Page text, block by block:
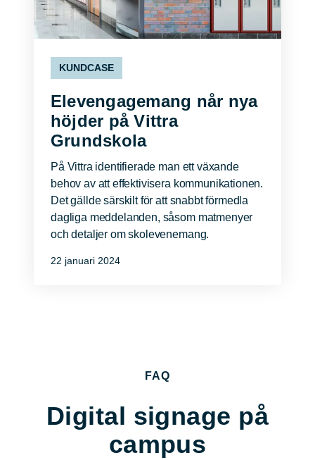
KUNDCASE
Elevengagemang når nya
höjder på Vittra
Grundskola
På Vittra identifierade man ett växande
behov av att effektivisera kommunikationen.
Det gällde särskilt för att snabbt förmedla
dagliga meddelanden, såsom matmenyer
och detaljer om skolevenemang.
22 januari 2024
FAQ
Digital signage på
campus